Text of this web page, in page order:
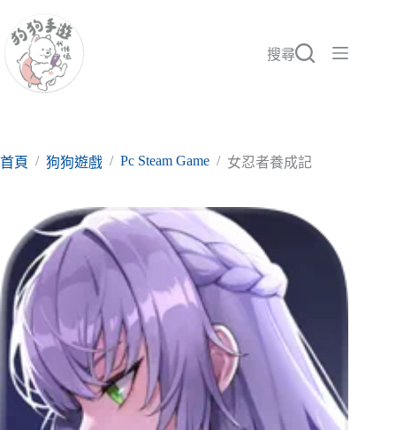
至
要
搜尋
首頁 / 狗狗遊戲 / Pc Steam Game / 女忍者養成記